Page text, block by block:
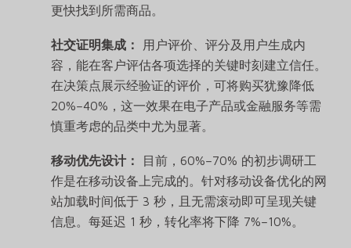
更快找到所需商品。
社交证明集成：
用户评价、评分及用户生成内
容，能在客户评估各项选择的关键时刻建立信任。
在决策点展示经验证的评价，可将购买犹豫降低
20%–40%，这一效果在电子产品或金融服务等需
慎重考虑的品类中尤为显著。
移动优先设计：
目前，60%–70% 的初步调研工
作是在移动设备上完成的。针对移动设备优化的网
站加载时间低于 3 秒，且无需滚动即可呈现关键
信息。每延迟 1 秒，转化率将下降 7%–10%。